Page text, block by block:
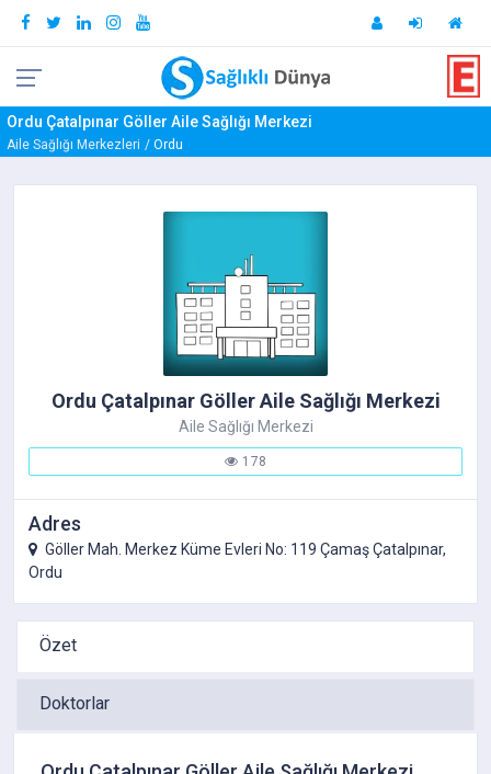
Ordu Çatalpınar Göller Aile Sağlığı Merkezi
Aile Sağlığı Merkezleri Ordu
Ordu Çatalpınar Göller Aile Sağlığı Merkezi
Aile Sağlığı Merkezi
178
Adres
Göller Mah. Merkez Küme Evleri No: 119 Çamaş Çatalpınar,
Ordu
Özet
Doktorlar